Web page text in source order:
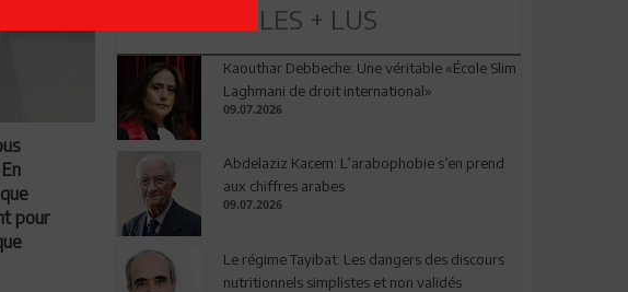
pour
LES + LUS
Kaouthar Debbeche: Une véritable «École Slim
Laghmani de droit international»
09.07.2026
Abdelaziz Kacem: L’arabophobie s’en prend
aux chiffres arabes
09.07.2026
Le régime Tayibat: Les dangers des discours
nutritionnels simplistes et non validés